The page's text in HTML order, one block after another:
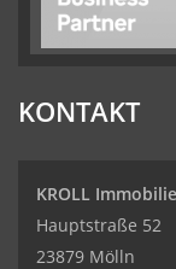
KONTAKT
KROLL
Hauptstraße 52
23879 Mölln